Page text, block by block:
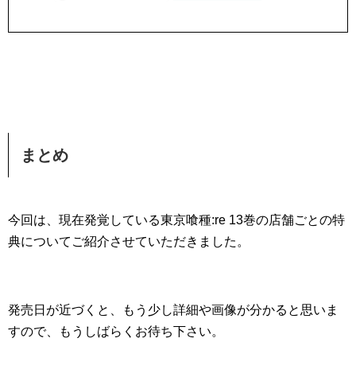
まとめ
今回は、現在発覚している東京喰種:re 13巻の店舗ごとの特
典についてご紹介させていただきました。
発売日が近づくと、もう少し詳細や画像が分かると思いま
すので、もうしばらくお待ち下さい。